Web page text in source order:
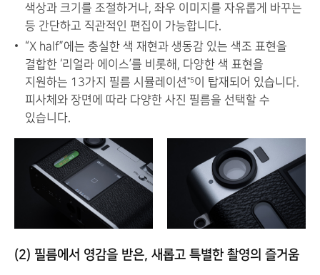
색상과 크기를 조절하거나, 좌우 이미지를 자유롭게 바꾸는
등 간단하고 직관적인 편집이 가능합니다.
“X half”에는 충실한 색 재현과 생동감 있는 색조 표현을
결합한 ‘리얼라 에이스’를 비롯해, 다양한 색 표현을
지원하는 13가지 필름 시뮬레이션 *5이 탑재되어 있습니다.
피사체와 장면에 따라 다양한 사진 필름을 선택할 수
있습니다.
(2) 필름에서 영감을 받은, 새롭고 특별한 촬영의 즐거움